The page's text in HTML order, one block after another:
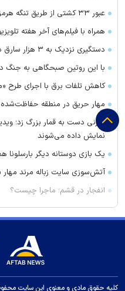
عبور ۳۳ کشتی از طریق تنگه هرمز در یک هفته
همراه با فیلم‌های آخر هفته
دستگیری نزدیک به ۳ هزار سارق در آذربایجان‌شرقی
با این روتین صبحگاهی به جنگ
کاهش تلفات برق با اجرای طرح
مهار حریق در منطقه حفاظت‌شده
دیزنی دست به قمار بزرگ زد؛
نمایش داده می‌شوند
یک بازی دوستانه دیگر بارسلونا
آتش‌سوزی سایت زباله مرند
انفجار در قشم؛ ماجرا چیست؟
قیمت ۱۰ ارز دیجیتال بزرگ
اختلال سامانه تأمین اجتماعی؛
شد
کلیه حقوق مادی و معنوی این سایت